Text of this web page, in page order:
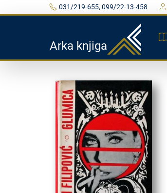
031/219-655, 099/22-13-458
Arka knjiga